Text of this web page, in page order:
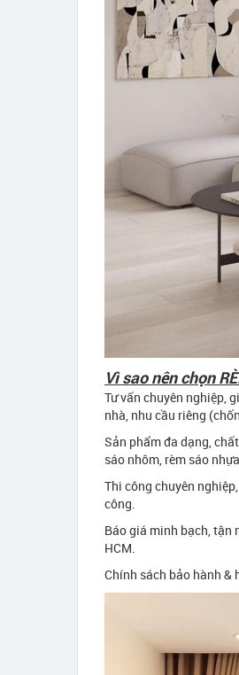
Vì sao nên chọn
Tư vấn chuyên nghiệp,
nhà, nhu cầu riêng
Sản phẩm đa dạng,
sáo nhôm, rèm sáo
Thi công chuyên
công.
Báo giá minh bạch, tận
HCM.
Chính sách bảo hành &